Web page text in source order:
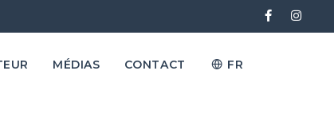
MÉDIAS CONTACT FR